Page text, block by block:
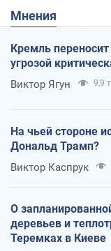
Мнения
Кремль
угрозой
Виктор Ягун 9,9 т.
На чьей стороне
Дональд Трамп?
Виктор Каспрук
О
деревьев и
Теремках в Киеве